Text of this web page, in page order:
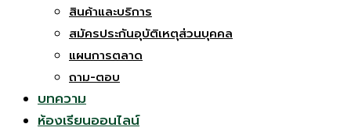
สินค้าและบริการ
สมัครประกันอุบัติเหตุส่วนบุคคล
แผนการตลาด
ถาม-ตอบ
บทความ
ห้องเรียนออนไลน์